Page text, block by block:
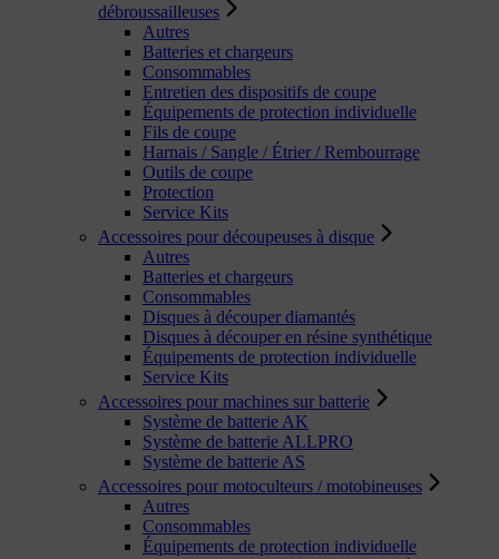
débroussailleuses
Autres
Batteries et chargeurs
Consommables
Entretien des dispositifs de coupe
Équipements de protection individuelle
Fils de coupe
Harnais / Sangle / Étrier / Rembourrage
Outils de coupe
Protection
Service Kits
Accessoires pour découpeuses à disque
Autres
Batteries et chargeurs
Consommables
Disques à découper diamantés
Disques à découper en résine synthétique
Équipements de protection individuelle
Service Kits
Accessoires pour machines sur batterie
Système de batterie AK
Système de batterie ALLPRO
Système de batterie AS
Accessoires pour motoculteurs / motobineuses
Autres
Consommables
Équipements de protection individuelle